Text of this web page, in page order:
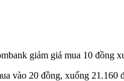
giảm giá mua 10 đồng
vào 20 đồng, xuống